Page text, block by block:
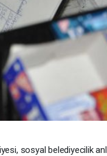
sosyal belediyecilik